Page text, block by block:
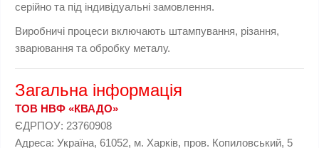
серійно та під індивідуальні замовлення.
Виробничі процеси включають штампування, різання,
зварювання та обробку металу.
Загальна інформація
ТОВ НВФ «КВАДО»
ЄДРПОУ: 23760908
Адреса: Україна, 61052, м. Харків, пров. Копиловський, 5